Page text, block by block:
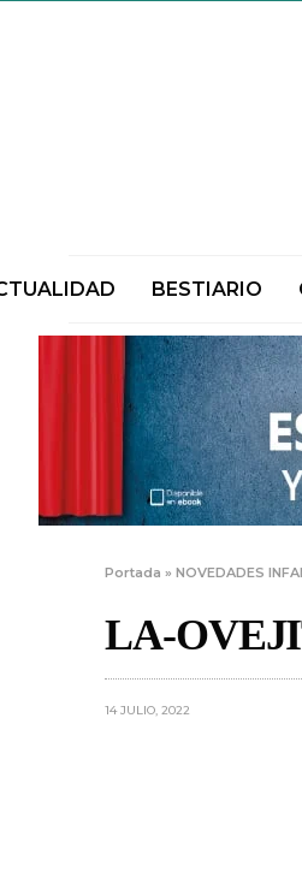
BESTIARIO
Portada »NOVEDADES
LA-
14 JULIO, 2022